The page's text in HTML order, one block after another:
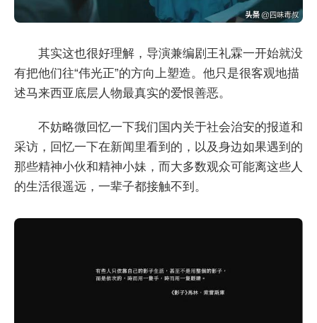
其实这也很好理解，导演兼编剧王礼霖一开始就没
有把他们往“伟光正”的方向上塑造。他只是很客观地描
述马来西亚底层人物最真实的爱恨善恶。
不妨略微回忆一下我们国内关于社会治安的报道和
采访，回忆一下在新闻里看到的，以及身边如果遇到的
那些精神小伙和精神小妹，而大多数观众可能离这些人
的生活很遥远，一辈子都接触不到。